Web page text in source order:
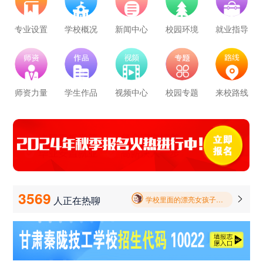
专业设置 学校概况 新闻中心 校园环境 就业指导
师资力量 学生作品 视频中心 校园专题 来校路线
3569 人正在热聊
学校里面的漂亮女孩子多不多呀
报名要带哪些东西
毕业以后的就业率怎么样呀
学校环境怎么样啊 视频上看上去还挺不 错的 有实地去看过的么
学校里面的漂亮女孩子多不多呀 
幼儿教育 150 126 技能证书+学历证书 立即预约
轨道交通车辆运检 50 42 技能证书+学历证书 立即预约
铁路客运服务 150 126 技能证书+学历证书 立即预约
新能源汽车技术 150 126 技能证书+学历证书 立即预约
公路施工与养护 30 25 技能证书+学历证书 立即预约
立即预约
工业机器人运维 50 42 技能证书+学历证书 立即预约
立即预约
烹饪(中西式面点) 40
烹饪(中式烹调) 34 技能证书+学历证书
健康服务与管理 40 34 技能证书+学历证书 立即预约